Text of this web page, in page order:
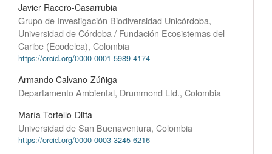
Javier Racero-Casarrubia
Grupo de Investigación Biodiversidad Unicórdoba,
Universidad de Córdoba / Fundación Ecosistemas del
Caribe (Ecodelca), Colombia
https://orcid.org/0000-0001-5989-4174
Armando Calvano-Zúñiga
Departamento Ambiental, Drummond Ltd., Colombia
María Tortello-Ditta
Universidad de San Buenaventura, Colombia
https://orcid.org/0000-0003-3245-6216